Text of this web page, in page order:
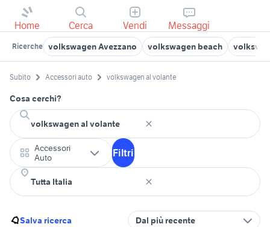
Home Cerca Vendi Messaggi
Ricerche volkswagen Avezzano volkswagen beach
Subito Accessori auto volkswagen al volante
Cosa cerchi?
Accessori
Auto
Filtri
Salva ricerca Dal più recente